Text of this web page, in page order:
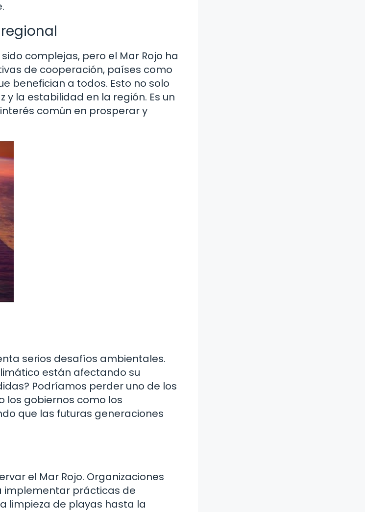
complejas, pero el Mar Rojo ha
de cooperación, países como
benefician a todos. Esto no solo
la estabilidad en la región. Es un
común en prosperar y
serios desafíos ambientales.
están afectando su
Podríamos perder uno de los
los gobiernos como los
que las futuras generaciones
el Mar Rojo. Organizaciones
implementar prácticas de
limpieza de playas hasta la